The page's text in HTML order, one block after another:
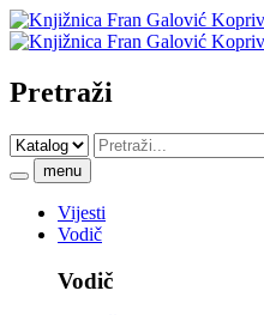
Pretraži
menu
Vijesti
Vodič
Vodič